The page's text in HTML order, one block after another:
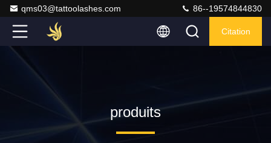
qms03@tattoolashes.com 86--19574844830
Citation
produits